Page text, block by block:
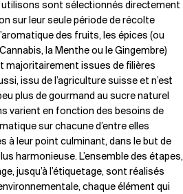
utilisons sont sélectionnés directement
sur leur seule période de récolte
des fruits, les épices (ou
la Menthe ou le Gingembre)
majoritairement issues de filières
issu de l’agriculture suisse et n’est
plus de gourmand au sucre naturel
varient en fonction des besoins de
sur chacune d’entre elles
à leur point culminant, dans le but de
harmonieuse. L’ensemble des étapes,
jusqu’à l’étiquetage, sont réalisés
chaque élément qui